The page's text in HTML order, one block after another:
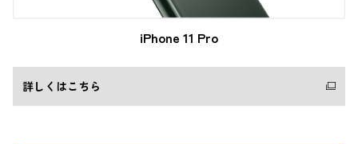
iPhone 11 Pro
詳しくはこちら